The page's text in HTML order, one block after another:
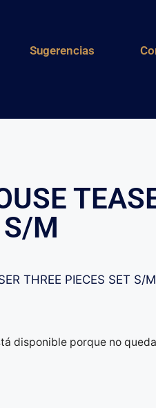
Sugerencias
M
THREE PIECES SET S/M
disponible porque no